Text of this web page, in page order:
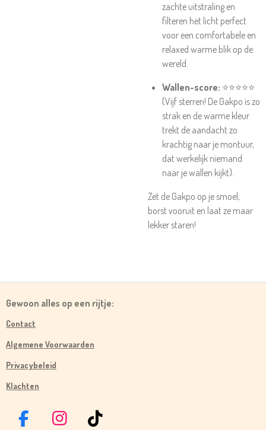
zachte uitstraling en
filteren het licht perfect
voor een comfortabele en
relaxed warme blik op de
wereld.
Wallen-score: ⭐⭐⭐⭐⭐
(Vijf sterren! De Gakpo is zo
strak en de warme kleur
trekt de aandacht zo
krachtig naar je montuur,
dat werkelijk niemand
naar je wallen kijkt).
Zet de Gakpo op je smoel,
borst vooruit en laat ze maar
lekker staren!
Gewoon alles op een rijtje:
Contact
Algemene Voorwaarden
Privacybeleid
Klachten
F
I
T